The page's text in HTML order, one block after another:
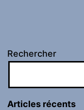
Rechercher
Articles récents